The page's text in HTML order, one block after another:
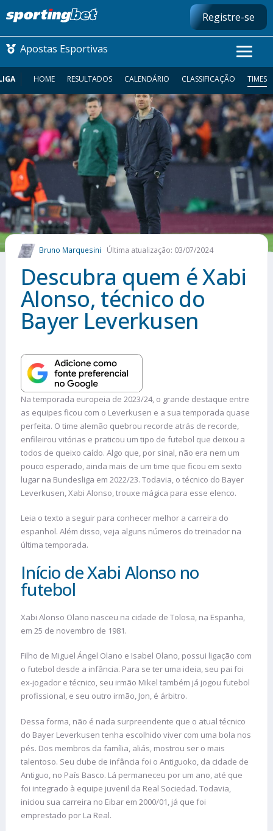
Registre-se
Apostas Esportivas
CONMEBOL LIBERTADORES
FUTEBOL NACIONAL
FUTEBOL INTERNACIONAL
COMO APOSTAR
MAIS ESPORTES
HOME RESULTADOS CALENDÁRIO CLASSIFICAÇÃO TIMES
Bruno Marquesini Última atualização: 03/07/2024
Descubra quem é Xabi
Alonso, técnico do
Bayer Leverkusen
Na temporada europeia de 2023/24, o grande destaque entre
as equipes ficou com o Leverkusen e a sua temporada quase
perfeita. O time alemão quebrou recorde atrás de recorde,
enfileirou vitórias e praticou um tipo de futebol que deixou a
todos de queixo caído. Algo que, por sinal, não era nem um
pouco esperado, ainda mais de um time que ficou em sexto
lugar na Bundesliga em 2022/23. Todavia, o técnico do Bayer
Leverkusen, Xabi Alonso, trouxe mágica para esse elenco.
Leia o texto a seguir para conhecer melhor a carreira do
espanhol. Além disso, veja alguns números do treinador na
última temporada.
Início de Xabi Alonso no
futebol
Xabi Alonso Olano nasceu na cidade de Tolosa, na Espanha,
em 25 de novembro de 1981.
Filho de Miguel Ángel Olano e Isabel Olano, possui ligação com
o futebol desde a infância. Para se ter uma ideia, seu pai foi
ex-jogador e técnico, seu irmão Mikel também já jogou futebol
profissional, e seu outro irmão, Jon, é árbitro.
Dessa forma, não é nada surpreendente que o atual técnico
do Bayer Leverkusen tenha escolhido viver com uma bola nos
pés. Dos membros da família, aliás, mostrou ser o mais
talentoso. Seu clube de infância foi o Antiguoko, da cidade de
Antiguo, no País Basco. Lá permaneceu por um ano, até que
foi integrado à equipe juvenil da Real Sociedad. Todavia,
iniciou sua carreira no Eibar em 2000/01, já que foi
emprestado por La Real.